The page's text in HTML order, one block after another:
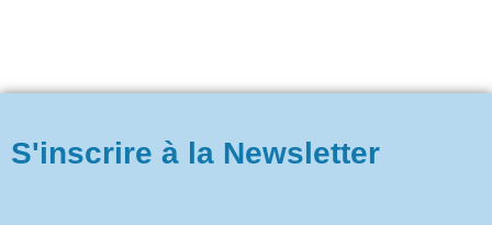
S'inscrire à la Newsletter